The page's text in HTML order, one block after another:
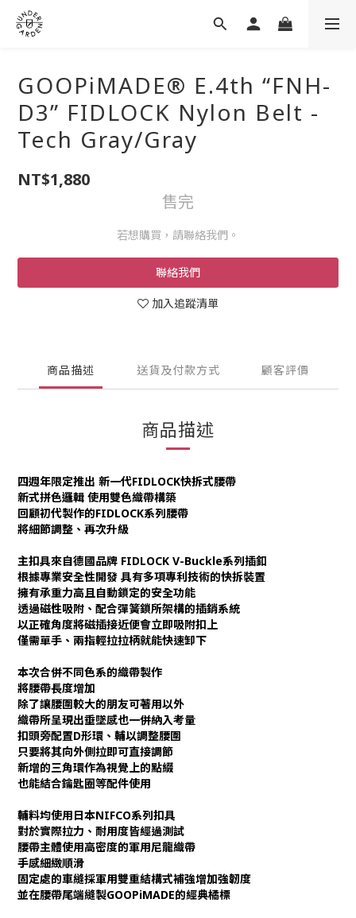
GOOPiMADE® E.4th “FNH-
D3” FIDLOCK Nylon Belt -
Tech Gray/Gray
NT$1,880
售完
若想購買，請聯絡我們。
聯絡我們
加入追蹤清單
商品描述 送貨及付款方式 顧客評價
商品描述
四週年限定推出 新一代FIDLOCK快拆式腰帶
新式拼色邏輯 使用雙色織帶構築
回顧初代製作的FIDLOCK系列腰帶
將細節調整、再次升級
主扣具來自德國品牌 FIDLOCK V-Buckle系列插釦
根據專業安全性開發 具有多項專利技術的快拆裝置
擁有承重力高且自動鎖定的安全功能
透過磁性吸附、配合彈簧鎖所架構的插銷系統
以正確角度將磁插接近便會立即吸附扣上
僅需單手、兩指輕拉拉柄就能快速卸下
本次合併不同色系的織帶製作
將腰帶長度增加
除了讓腰圍較大的朋友可著用以外
織帶所呈現出垂墜感也一併納入考量
扣頭旁配置D形環、輔以調整腰圍
只要將其向外側拉即可直接調節
新增的三角環作為視覺上的點綴
也能結合鑰匙圈等配件使用
輔料均使用日本NIFCO系列扣具
對於實際拉力、耐用度皆經過測試
腰帶主體使用高密度的軍用尼龍織帶
手感細緻順滑
固定處的車縫採軍用雙重結構式補強增加強韌度
並在腰帶尾端縫製GOOPiMADE的經典橘標